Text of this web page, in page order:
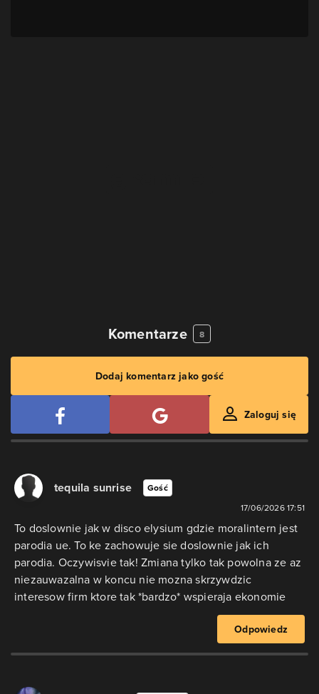
Komentarze 8
Dodaj komentarz jako gość
Zaloguj się
tequila sunrise
Gość
17/06/2026 17:51
To doslownie jak w disco elysium gdzie moralintern jest
parodia ue. To ke zachowuje sie doslownie jak ich
parodia. Oczywisvie tak! Zmiana tylko tak powolna ze az
niezauwazalna w koncu nie mozna skrzywdzic
interesow firm ktore tak *bardzo* wspieraja ekonomie
Odpowiedz